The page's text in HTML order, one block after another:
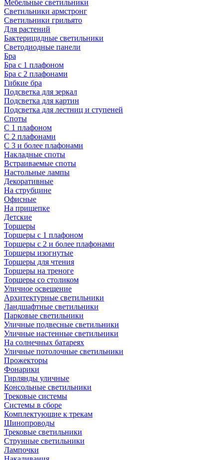
Мебельные светильники
Светильники армстронг
Светильники грильято
Для растений
Бактерицидные светильники
Светодиодные панели
Бра
Бра с 1 плафоном
Бра с 2 плафонами
Гибкие бра
Подсветка для зеркал
Подсветка для картин
Подсветка для лестниц и ступеней
Споты
С 1 плафоном
С 2 плафонами
С 3 и более плафонами
Накладные споты
Встраиваемые споты
Настольные лампы
Декоративные
На струбцине
Офисные
На прищепке
Детские
Торшеры
Торшеры с 1 плафоном
Торшеры с 2 и более плафонами
Торшеры изогнутые
Торшеры для чтения
Торшеры на треноге
Торшеры со столиком
Уличное освещение
Архитектурные светильники
Ландшафтные светильники
Парковые светильники
Уличные подвесные светильники
Уличные настенные светильники
На солнечных батареях
Уличные потолочные светильники
Прожекторы
Фонарики
Гирлянды уличные
Консольные светильники
Трековые системы
Системы в сборе
Комплектующие к трекам
Шинопроводы
Трековые светильники
Струнные светильники
Лампочки